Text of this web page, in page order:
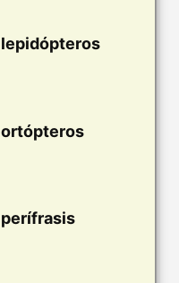
lepidópteros
ortópteros
perífrasis